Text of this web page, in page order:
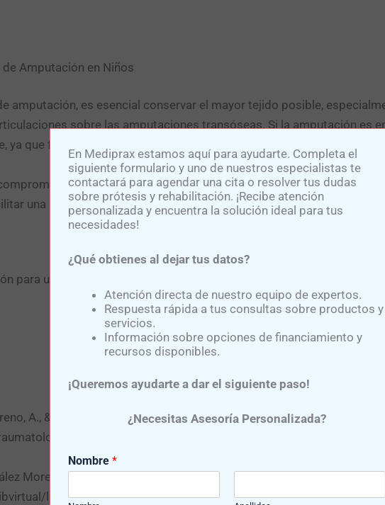
Amputación en Niños
amputación, es esencial conservar el mayor tejido posible,
sobre las amputaciones transóseas. Si la amputación es
ya que facilita una mejor movilidad y adaptación a la prótesis.
a brindar prótesis adecuadas a las características y
una adaptación eficiente.
para una prótesis da clic al siguiente botón:​
A., & Serna, S. (2014).Curso de ortopedia pediátrica.Obtenido de
wp-content/uploads/2014/11/AmputacionesenNinos.pdf
Moreno, Á. (2021).Cirugía Radical en el Aparato Locomotor.
libros/medicina/cirugia/tomo_ii/cirugia_ral.htm
En Mediprax estamos aquí para ayudarte. Completa el
siguiente formulario y uno de nuestros especialistas te
contactará para agendar una cita o resolver tus dudas
sobre prótesis y rehabilitación. ¡Recibe atención
personalizada y encuentra la solución ideal para tus
necesidades!
¿Qué obtienes al dejar tus datos?
Atención directa de nuestro equipo de expertos.
Respuesta rápida a tus consultas sobre productos y
servicios.
Información sobre opciones de financiamiento y
recursos disponibles.
¡Queremos ayudarte a dar el siguiente paso!
¿Necesitas Asesoría Personalizada?
Nombre *